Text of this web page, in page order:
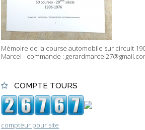
Mémoire de la course automobile sur circuit
Marcel - commande :
COMPTE TOURS
compteur pour site